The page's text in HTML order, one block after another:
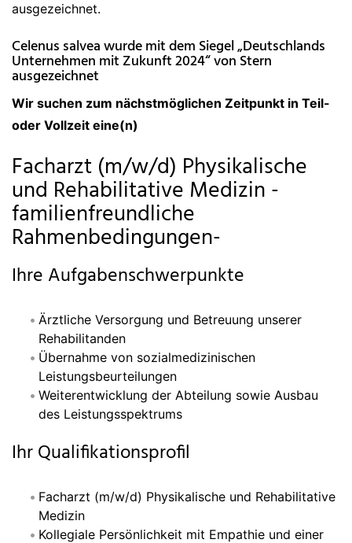
ausgezeichnet.
Celenus salvea wurde mit dem Siegel „Deutschlands
Unternehmen mit Zukunft 2024“ von Stern
ausgezeichnet
Wir suchen zum nächstmöglichen Zeitpunkt in Teil-
oder Vollzeit eine(n)
Facharzt (m/w/d) Physikalische
und Rehabilitative Medizin -
familienfreundliche
Rahmenbedingungen-
Ihre Aufgabenschwerpunkte
Ärztliche Versorgung und Betreuung unserer
Rehabilitanden
Übernahme von sozialmedizinischen
Leistungsbeurteilungen
Weiterentwicklung der Abteilung sowie Ausbau
des Leistungsspektrums
Ihr Qualifikationsprofil
Facharzt (m/w/d) Physikalische und Rehabilitative
Medizin
Kollegiale Persönlichkeit mit Empathie und einer